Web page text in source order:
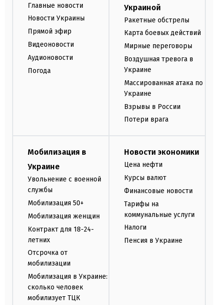
Главные новости
Новости Украины
Прямой эфир
Видеоновости
Аудионовости
Погода
Украиной
Ракетные обстрелы
Карта боевых действий
Мирные переговоры
Воздушная тревога в
Украине
Массированная атака по
Украине
Взрывы в России
Потери врага
Мобилизация в
Украине
Увольнение с военной
службы
Мобилизация 50+
Мобилизация женщин
Контракт для 18-24-
летних
Отсрочка от
мобилизации
Мобилизация в Украине:
сколько человек
мобилизует ТЦК
Новости экономики
Цена нефти
Курсы валют
Финансовые новости
Тарифы на
коммунальные услуги
Налоги
Пенсия в Украине